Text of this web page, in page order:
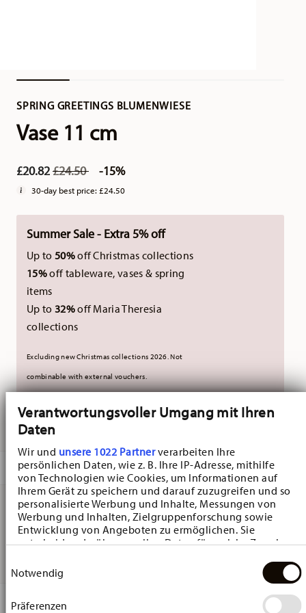
Verantwortungsvoller Umgang mit Ihren
Daten
Wir und unsere 1022 Partnerverarbeiten Ihre
persönlichen Daten, wie z. B. Ihre IP-Adresse, mithilfe
von Technologien wie Cookies, um Informationen auf
Ihrem Gerät zu speichern und darauf zuzugreifen und so
personalisierte Werbung und Inhalte, Messungen von
Werbung und Inhalten, Zielgruppenforschung sowie
Entwicklung von Angeboten zu ermöglichen. Sie
entscheiden darüber, wer Ihre Daten für welche Zwecke
Cookie-Erklärung oder durch Klicken auf das Privacy
Trigger Symbol ändern oder widerrufen
Wenn Sie es erlauben, würden wir auch gerne:
Notwendig
Präferenzen
SPRING GREETINGS BLUMENWIESE
Vase 11 cm
£20.82Price reduced from
£24.50to -15%
30-day best price:£24.50
Summer Sale - Extra 5% off
Up to 50%off Christmas collections
15%off tableware, vases & spring
items
Up to 32%off Maria Theresia
collections
Excluding new Christmas collections 2026. Not
combinable with external vouchers.
DELIVERED IN 10-14 WORKING DAYS
DESCRIPTION
Hutschenreuther Hasen-Vase Blumenwiese Vase - Ø 10,9
cm - h 13,2 cm, Porcelain
DETAILS